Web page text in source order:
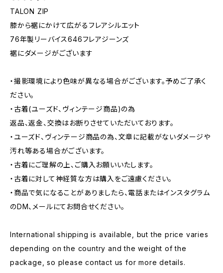
TALON ZIP
膝から裾にかけて広がるフレアシルエット
76年製リーバイス646フレアジーンズ
裾にダメージがございます
・撮影環境により色味が異なる場合がございます。予めご了承く
ださい。
・古着(ユーズド、ヴィンテージ商品)の為
返品、返金、交換はお断りさせていただいております。
・ユーズド、ヴィンテージ商品の為、文章に記載がないダメージや
汚れ等ある場合がございます。
・古着にご理解の上、ご購入お願いいたします。
・古着に対して神経質な方は購入をご遠慮ください。
・商品で気になることがありましたら、電話またはインスタグラム
のDM、メールにてお問合せください。
International shipping is available, but the price varies
depending on the country and the weight of the
package, so please contact us for more details.